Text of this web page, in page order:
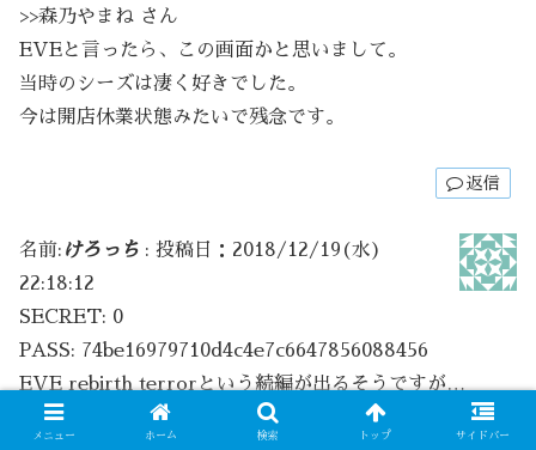
>>森乃やまね さん
EVEと言ったら、この画面かと思いまして。
当時のシーズは凄く好きでした。
今は開店休業状態みたいで残念です。
返信
名前: けろっち : 投稿日：2018/12/19(水)
22:18:12
SECRET: 0
PASS: 74be16979710d4c4e7c6647856088456
EVE rebirth terrorという続編が出るそうですが…
不安を感じるタイトル。
メニュー ホーム 検索 トップ サイドバー